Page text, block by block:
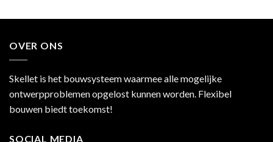
OVER ONS
Skellet is het bouwsysteem waarmee alle mogelijke
ontwerpproblemen opgelost kunnen worden. Flexibel
bouwen biedt toekomst!
SOCIAL MEDIA